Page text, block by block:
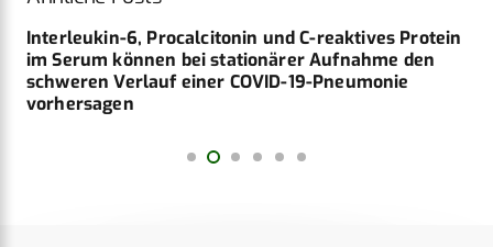
Interleukin-6, Procalcitonin und C-reaktives Protein
im Serum können bei stationärer Aufnahme den
schweren Verlauf einer COVID-19-Pneumonie
vorhersagen